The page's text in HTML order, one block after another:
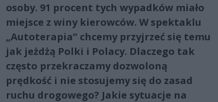
osoby. 91 procent tych wypadków miało
miejsce z winy kierowców. W spektaklu
„Autoterapia” chcemy przyjrzeć się temu
jak jeżdżą Polki i Polacy. Dlaczego tak
często przekraczamy dozwoloną
prędkość i nie stosujemy się do zasad
ruchu drogowego? Jakie sytuacje na